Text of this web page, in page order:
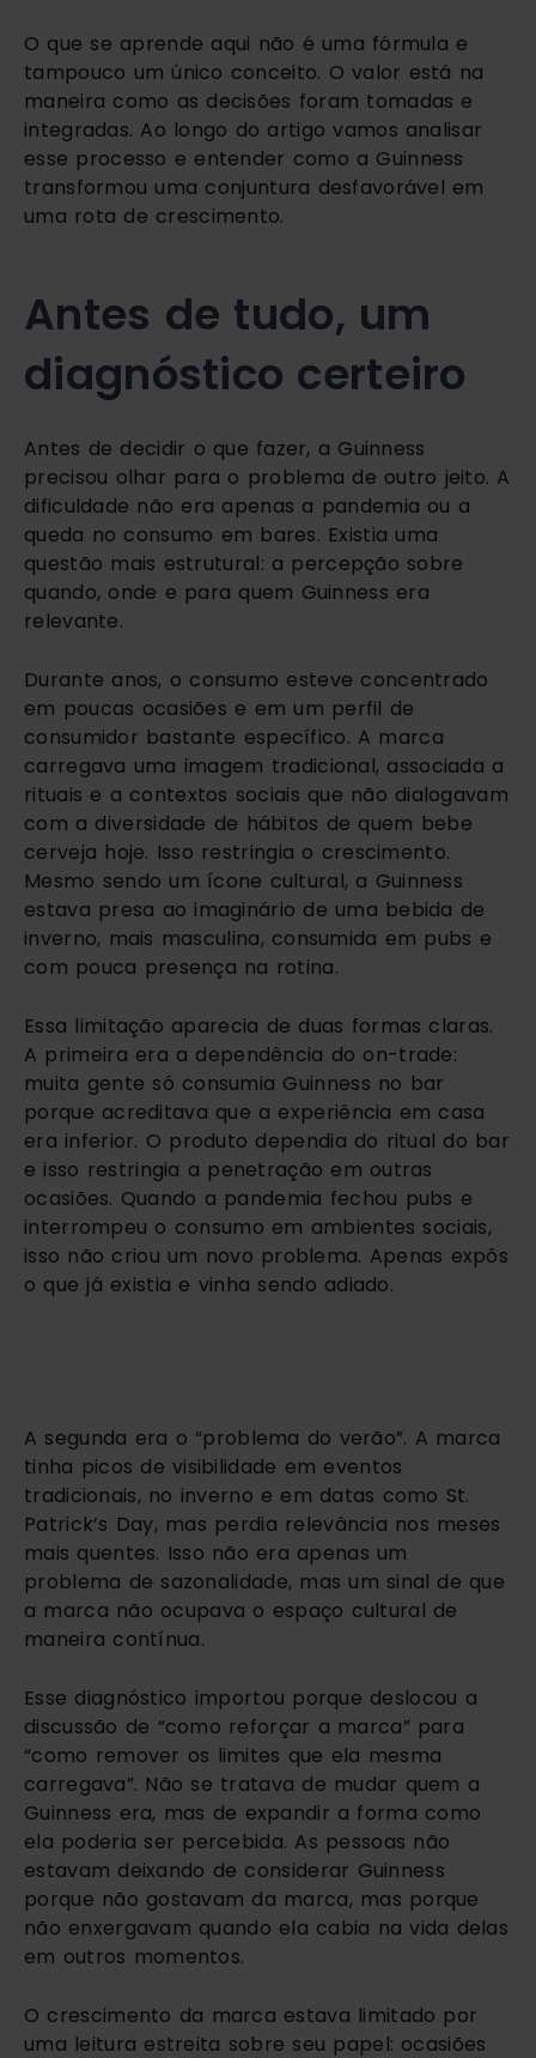
O que se aprende aqui não é uma fórmula e
tampouco um único conceito. O valor está na
maneira como as decisões foram tomadas e
integradas. Ao longo do artigo vamos analisar
esse processo e entender como a Guinness
transformou uma conjuntura desfavorável em
uma rota de crescimento.
Antes de tudo, um
diagnóstico certeiro
Antes de decidir o que fazer, a Guinness
precisou olhar para o problema de outro jeito. A
dificuldade não era apenas a pandemia ou a
queda no consumo em bares. Existia uma
questão mais estrutural: a percepção sobre
quando, onde e para quem Guinness era
relevante.
Durante anos, o consumo esteve concentrado
em poucas ocasiões e em um perfil de
consumidor bastante específico. A marca
carregava uma imagem tradicional, associada a
rituais e a contextos sociais que não dialogavam
com a diversidade de hábitos de quem bebe
cerveja hoje. Isso restringia o crescimento.
Mesmo sendo um ícone cultural, a Guinness
estava presa ao imaginário de uma bebida de
inverno, mais masculina, consumida em pubs e
com pouca presença na rotina.
Essa limitação aparecia de duas formas claras.
A primeira era a dependência do on-trade:
muita gente só consumia Guinness no bar
porque acreditava que a experiência em casa
era inferior. O produto dependia do ritual do bar
e isso restringia a penetração em outras
ocasiões. Quando a pandemia fechou pubs e
interrompeu o consumo em ambientes sociais,
isso não criou um novo problema. Apenas expôs
o que já existia e vinha sendo adiado.
A segunda era o “problema do verão”. A marca
tinha picos de visibilidade em eventos
tradicionais, no inverno e em datas como St.
Patrick’s Day, mas perdia relevância nos meses
mais quentes. Isso não era apenas um
problema de sazonalidade, mas um sinal de que
a marca não ocupava o espaço cultural de
maneira contínua.
Esse diagnóstico importou porque deslocou a
discussão de “como reforçar a marca” para
“como remover os limites que ela mesma
carregava”. Não se tratava de mudar quem a
Guinness era, mas de expandir a forma como
ela poderia ser percebida. As pessoas não
estavam deixando de considerar Guinness
porque não gostavam da marca, mas porque
não enxergavam quando ela cabia na vida delas
em outros momentos.
O crescimento da marca estava limitado por
uma leitura estreita sobre seu papel: ocasiões